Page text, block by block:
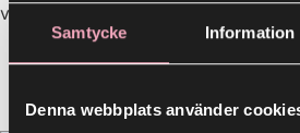
Samtycke Information
Denna webbplats använder
väntar på dig!